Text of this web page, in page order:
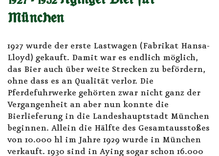
München
1927 wurde der erste Lastwagen (Fabrikat Hansa-
Lloyd) gekauft. Damit war es endlich möglich,
das Bier auch über weite Strecken zu befördern,
ohne dass es an Qualität verlor. Die
Pferdefuhrwerke gehörten zwar nicht ganz der
Vergangenheit an aber nun konnte die
Bierlieferung in die Landeshauptstadt München
beginnen. Allein die Hälfte des Gesamtausstoßes
von 10.000 hl im Jahre 1929 wurde in München
verkauft. 1930 sind in Aying sogar schon 16.000